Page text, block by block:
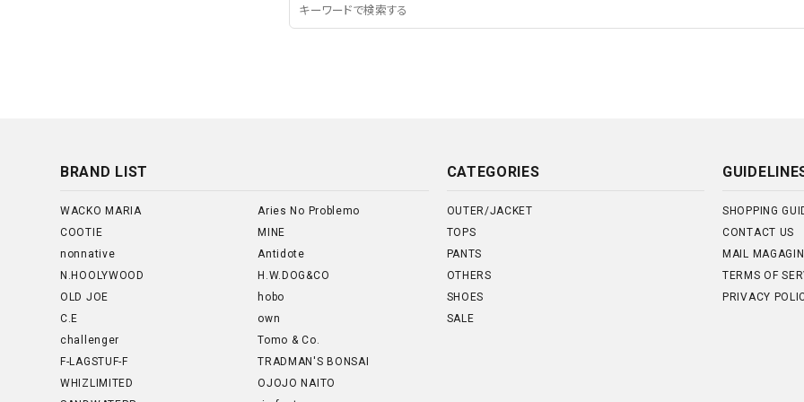
BRAND LIST
WACKO MARIA
COOTIE
nonnative
N.HOOLYWOOD
OLD JOE
C.E
challenger
F-LAGSTUF-F
WHIZLIMITED
Aries No Problemo
MINE
Antidote
H.W.DOG&CO
hobo
own
Tomo & Co.
TRADMAN'S BONSAI
OJOJO NAITO
CATEGORIES
OUTER/JACKET
TOPS
PANTS
OTHERS
SHOES
SALE
SHOPPING
CONTACT US
MAIL
TERMS OF
PRIVACY